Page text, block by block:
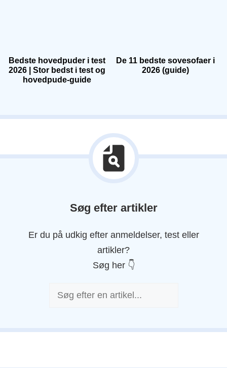
Bedste hovedpuder i test
2026 | Stor bedst i test og
hovedpude-guide
De 11 bedste sovesofaer i
2026 (guide)
Søg efter artikler
Er du på udkig efter anmeldelser, test eller
artikler?
Søg her 👇
Søg